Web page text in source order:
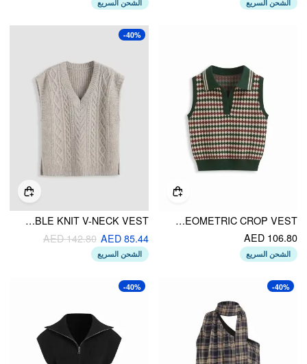
الشحن السريع الشحن السريع
KNIT JACQUARD V-NECK POLO GEOMETRIC CROP VEST
AED 106.80
الشحن السريع
-40%
WOOL-BLEND CABLE KNIT V-NECK VEST
AED 85.44
AED 142.80
الشحن السريع
-40%
-40%